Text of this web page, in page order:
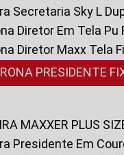
Secretaria Sky L
Diretor Em Tela Pu
Diretor Maxx Tela
PRESIDENTE
MAXXER PLUS
Presidente Em